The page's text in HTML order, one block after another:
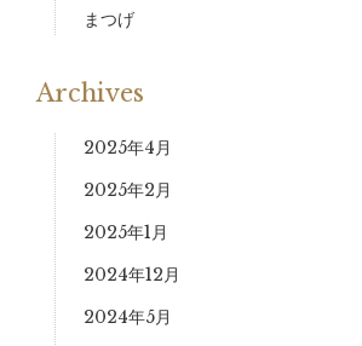
まつげ
Archives
2025年4月
2025年2月
2025年1月
2024年12月
2024年5月